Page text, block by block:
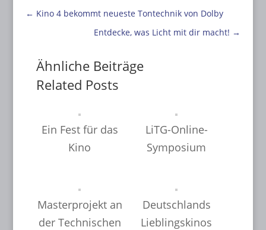
← Kino 4 bekommt neueste Tontechnik von Dolby
Entdecke, was Licht mit dir macht! →
Ähnliche Beiträge
Related Posts
Ein Fest für das
Kino
LiTG-Online-
Symposium
Masterprojekt an
der Technischen
Deutschlands
Lieblingskinos